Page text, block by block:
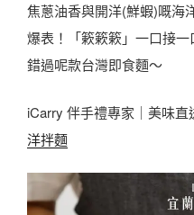
焦蔥油香與開洋(鮮蝦)嘅海
爆表！「簌簌簌」一口接
錯過呢款台灣即食麵～
iCarry 伴手禮專家｜美味直
洋拌麵